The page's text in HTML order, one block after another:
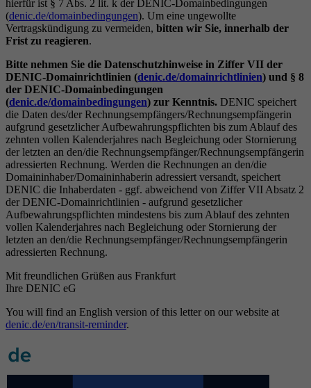
hierfür ist § 7 Abs. 2 lit. k der DENIC-Domainbedingungen
(denic.de/domainbedingungen). Um eine ungewollte
Vertragskündigung zu vermeiden, bitten wir Sie, innerhalb der
Frist zu reagieren.
Bitte nehmen Sie die Datenschutzhinweise in Ziffer VII der
DENIC-Domainrichtlinien (denic.de/domainrichtlinien) und § 8
der DENIC-Domainbedingungen
(denic.de/domainbedingungen) zur Kenntnis. DENIC speichert
die Daten des/der Rechnungsempfängers/Rechnungsempfängerin
aufgrund gesetzlicher Aufbewahrungspflichten bis zum Ablauf des
zehnten vollen Kalenderjahres nach Begleichung oder Stornierung
der letzten an den/die Rechnungsempfänger/Rechnungsempfängerin
adressierten Rechnung. Werden die Rechnungen an den/die
Domaininhaber/Domaininhaberin adressiert versandt, speichert
DENIC die Inhaberdaten - ggf. abweichend von Ziffer VII Absatz 2
der DENIC-Domainrichtlinien - aufgrund gesetzlicher
Aufbewahrungspflichten mindestens bis zum Ablauf des zehnten
vollen Kalenderjahres nach Begleichung oder Stornierung der
letzten an den/die Rechnungsempfänger/Rechnungsempfängerin
adressierten Rechnung.
Mit freundlichen Grüßen aus Frankfurt
Ihre DENIC eG
You will find an English version of this letter on our website at
denic.de/en/transit-reminder.